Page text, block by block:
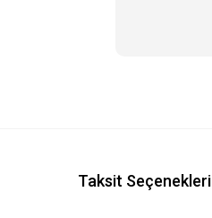
Taksit Seçenekleri